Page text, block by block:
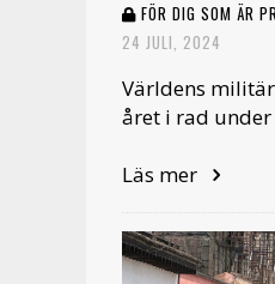
FÖR DIG SOM ÄR
24 JULI, 2024
Världens
året i rad
Läs mer